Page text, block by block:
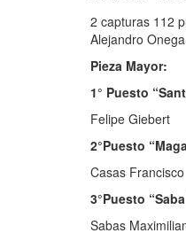
2 capturas 112
Alejandro
Pieza Mayor:
1° Puesto
Felipe Giebert
2°Puesto
Casas Francisco
3°Puesto
Sabas